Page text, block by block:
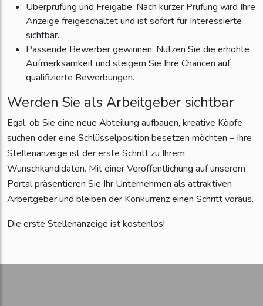
Überprüfung und Freigabe: Nach kurzer Prüfung wird Ihre
Anzeige freigeschaltet und ist sofort für Interessierte
sichtbar.
Passende Bewerber gewinnen: Nutzen Sie die erhöhte
Aufmerksamkeit und steigern Sie Ihre Chancen auf
qualifizierte Bewerbungen.
Werden Sie als Arbeitgeber sichtbar
Egal, ob Sie eine neue Abteilung aufbauen, kreative Köpfe
suchen oder eine Schlüsselposition besetzen möchten – Ihre
Stellenanzeige ist der erste Schritt zu Ihrem
Wunschkandidaten. Mit einer Veröffentlichung auf unserem
Portal präsentieren Sie Ihr Unternehmen als attraktiven
Arbeitgeber und bleiben der Konkurrenz einen Schritt voraus.
Die erste Stellenanzeige ist kostenlos!